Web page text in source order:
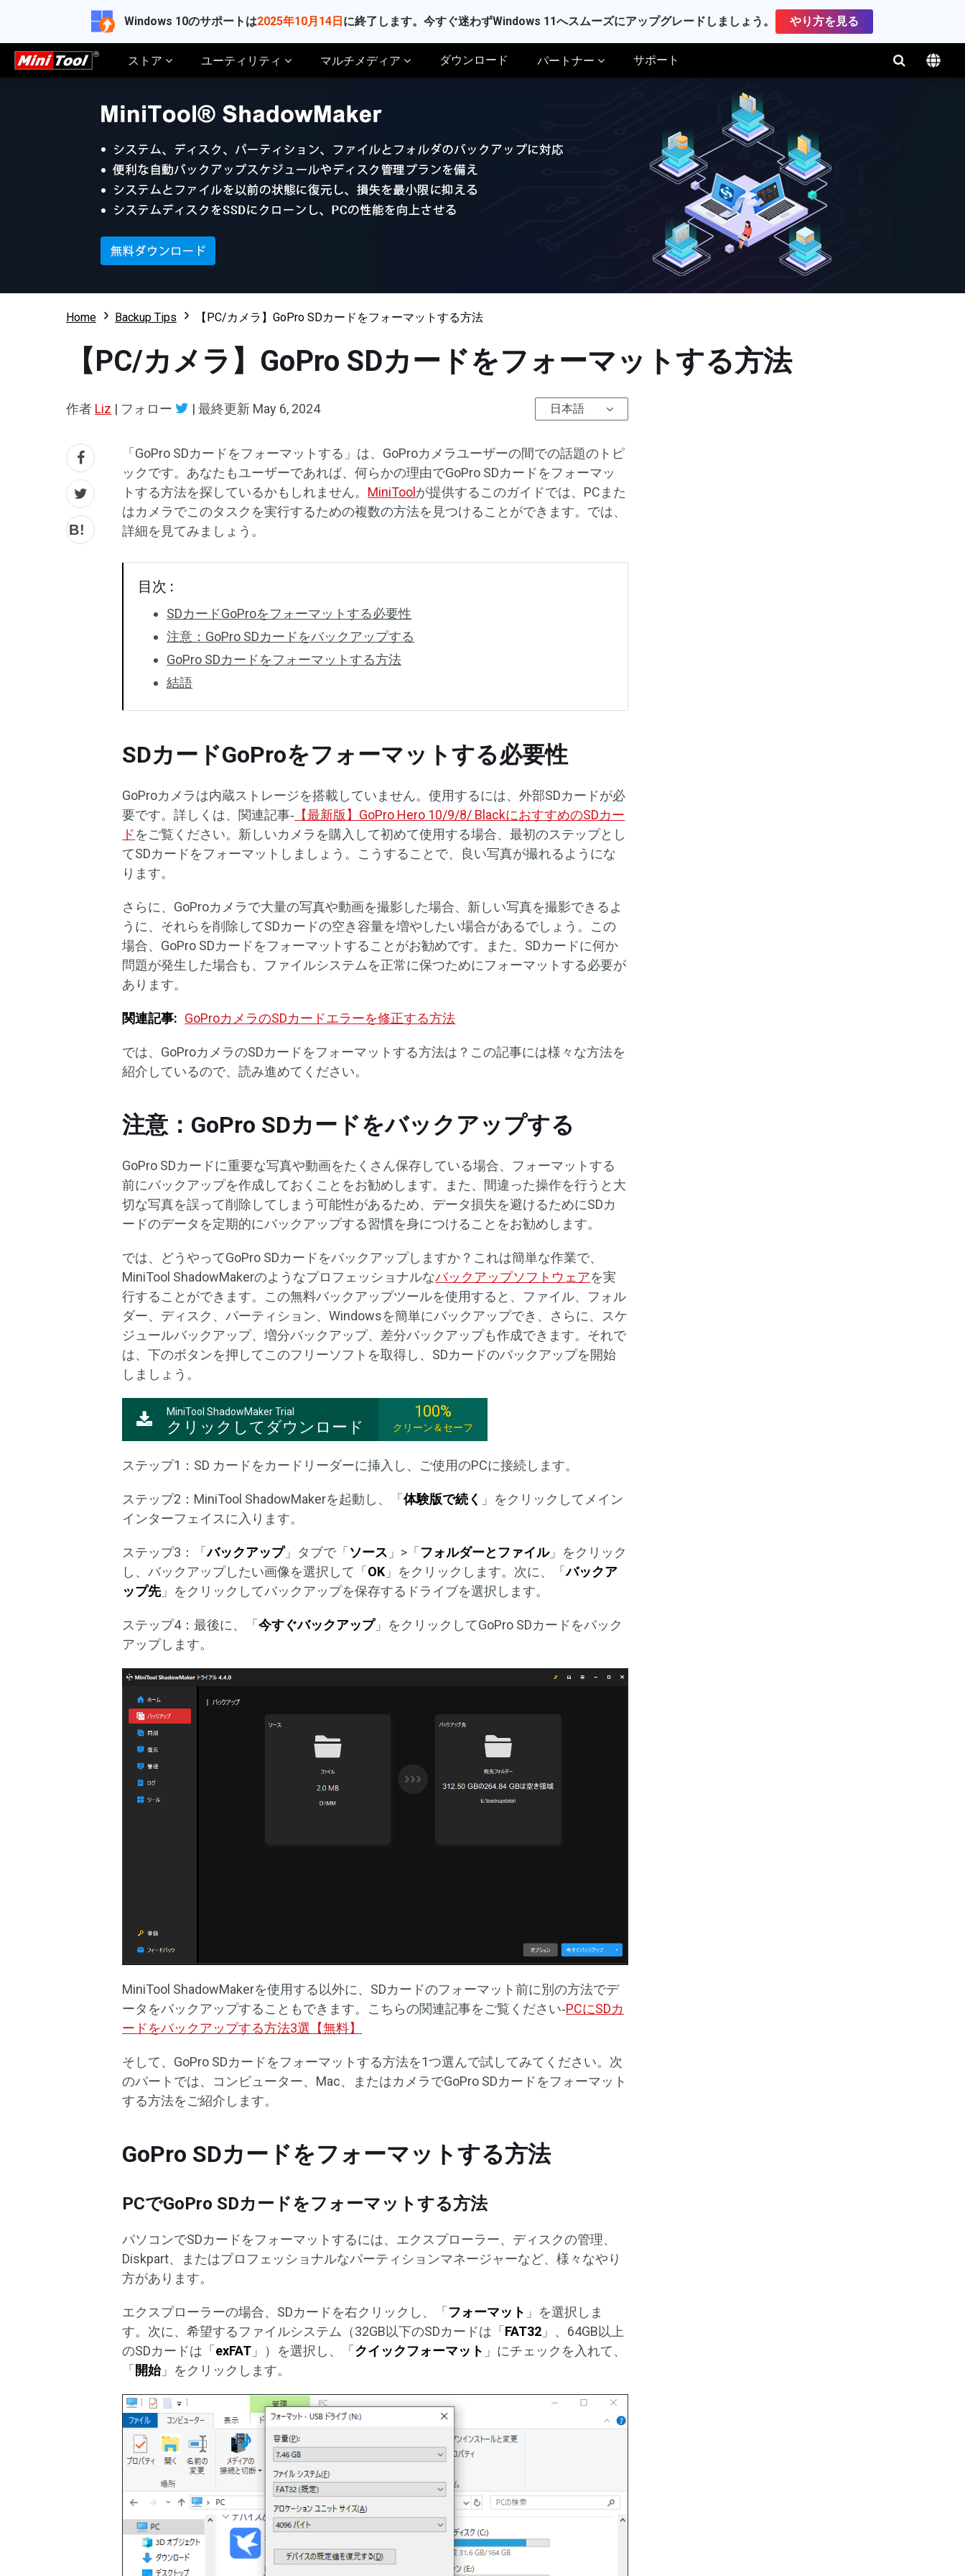
Windows 10のサポートは2025年10月14日に終了します。今すぐ迷わずWindows 11へスムーズにアップグレードしましょう。 やり方を見る
ストア ユーティリティ マルチメディア ダウンロード パートナー サポート
Home Backup Tips 【PC/カメラ】GoPro SDカードをフォーマットする方法
【PC/カメラ】GoPro SDカードをフォーマットする方法
作者 Liz | フォロー | 最終更新 May 6, 2024 日本語
「GoPro SDカードをフォーマットする」は、GoProカメラユーザーの間での話題のトピ
ックです。あなたもユーザーであれば、何らかの理由でGoPro SDカードをフォーマッ
トする方法を探しているかもしれません。 MiniTool が提供するこのガイドでは、PCまた
はカメラでこのタスクを実行するための複数の方法を見つけることができます。では、
詳細を見てみましょう。
目次 :
SDカードGoProをフォーマットする必要性
注意：GoPro SDカードをバックアップする
GoPro SDカードをフォーマットする方法
結語
SDカードGoProをフォーマットする必要性
GoProカメラは内蔵ストレージを搭載していません。使用するには、外部SDカードが必
要です。詳しくは、関連記事‐ 【最新版】GoPro Hero 10/9/8/ BlackにおすすめのSDカー
ドをご覧ください。新しいカメラを購入して初めて使用する場合、最初のステップとし
てSDカードをフォーマットしましょう。こうすることで、良い写真が撮れるようにな
ります。
さらに、GoProカメラで大量の写真や動画を撮影した場合、新しい写真を撮影できるよ
うに、それらを削除してSDカードの空き容量を増やしたい場合があるでしょう。この
場合、GoPro SDカードをフォーマットすることがお勧めです。また、SDカードに何か
問題が発生した場合も、ファイルシステムを正常に保つためにフォーマットする必要が
あります。
関連記事: GoProカメラのSDカードエラーを修正する方法
では、GoProカメラのSDカードをフォーマットする方法は？この記事には様々な方法を
紹介しているので、読み進めてください。
注意：GoPro SDカードをバックアップする
GoPro SDカードに重要な写真や動画をたくさん保存している場合、フォーマットする
前にバックアップを作成しておくことをお勧めします。また、間違った操作を行うと大
切な写真を誤って削除してしまう可能性があるため、データ損失を避けるためにSDカ
ードのデータを定期的にバックアップする習慣を身につけることをお勧めします。
では、どうやってGoPro SDカードをバックアップしますか？これは簡単な作業で、
MiniTool ShadowMakerのようなプロフェッショナルなバックアップソフトウェアを実
行することができます。この無料バックアップツールを使用すると、ファイル、フォル
ダー、ディスク、パーティション、Windowsを簡単にバックアップでき、さらに、スケ
ジュールバックアップ、増分バックアップ、差分バックアップも作成できます。それで
は、下のボタンを押してこのフリーソフトを取得し、SDカードのバックアップを開始
しましょう。
MiniTool ShadowMaker Trial
クリックしてダウンロード
100%
クリーン＆セーフ
ステップ1：SD カードをカードリーダーに挿入し、ご使用のPCに接続します。
ステップ2：MiniTool ShadowMakerを起動し、「体験版で続く 」をクリックしてメイン
インターフェイスに入ります。
ステップ3：「バックアップ」タブで「 ソース 」>「 フォルダーとファイル」をクリック
し、バックアップしたい画像を選択して「 OK 」をクリックします。次に、「バックア
ップ先」をクリックしてバックアップを保存するドライブを選択します。
ステップ4：最後に、「今すぐバックアップ」をクリックしてGoPro SDカードをバック
アップします。
MiniTool ShadowMakerを使用する以外に、SDカードのフォーマット前に別の方法でデ
ータをバックアップすることもできます。こちらの関連記事をご覧ください‐PCにSDカ
ードをバックアップする方法3選【無料】
そして、GoPro SDカードをフォーマットする方法を1つ選んで試してみてください。次
のパートでは、コンピューター、Mac、またはカメラでGoPro SDカードをフォーマット
する方法をご紹介します。
GoPro SDカードをフォーマットする方法
PCでGoPro SDカードをフォーマットする方法
パソコンでSDカードをフォーマットするには、エクスプローラー、ディスクの管理、
Diskpart、またはプロフェッショナルなパーティションマネージャーなど、様々なやり
方があります。
エクスプローラーの場合、SDカードを右クリックし、「フォーマット 」を選択しま
す。次に、希望するファイルシステム（32GB以下のSDカードは「FAT32 」、64GB以上
のSDカードは「exFAT 」）を選択し、「クイックフォーマット 」にチェックを入れて、
「開始」をクリックします。